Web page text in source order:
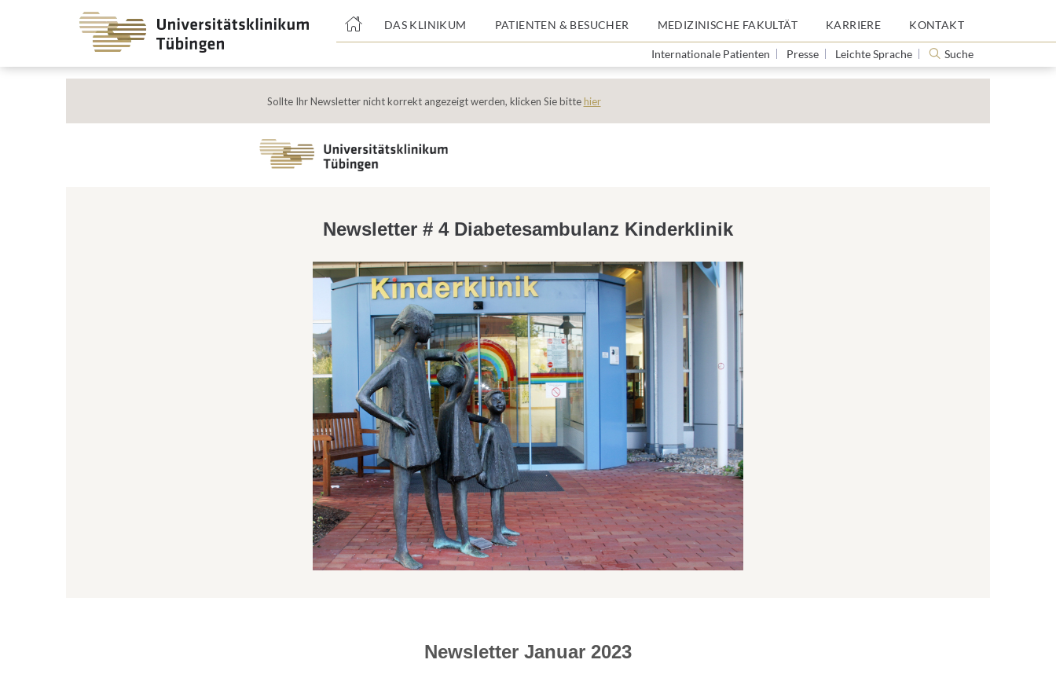
DAS KLINIKUM PATIENTEN & BESUCHER MEDIZINISCHE FAKULTÄT KARRIERE KONTAKT
Internationale Patienten Presse Leichte Sprache Suche